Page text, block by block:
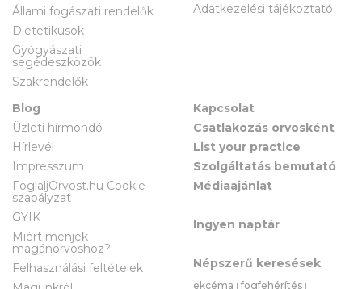
Állami fogászati rendelők
Dietetikusok
Gyógyászati
segédeszközök
Szakrendelők
Adatkezelési tájékoztató
Blog
Üzleti hírmondó
Hírlevél
Impresszum
FoglaljOrvost.hu Cookie
szabályzat
GYIK
Miért menjek
magánorvoshoz?
Felhasználási feltételek
Kapcsolat
Csatlakozás orvosként
List your practice
Szolgáltatás bemutató
Médiaajánlat
Ingyen naptár
Népszerű keresések
ekcéma |fogfehérítés |